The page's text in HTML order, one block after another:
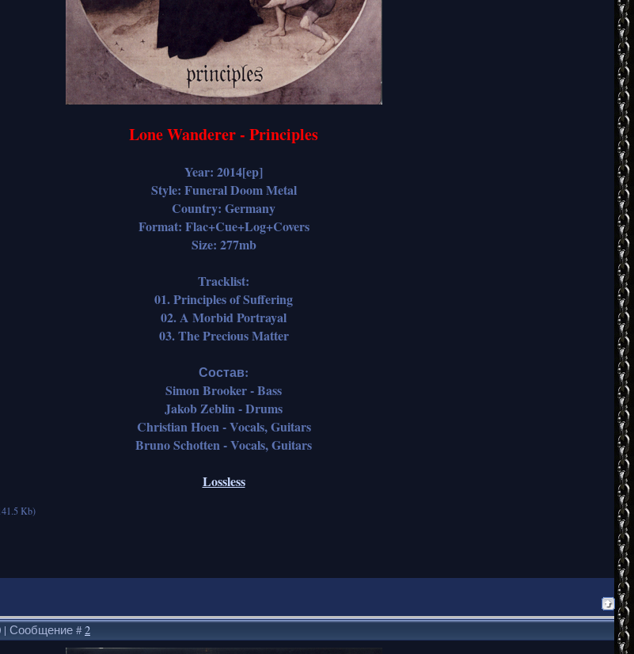
Lone Wanderer - Principles
Year: 2014[ep]
Style: Funeral Doom Metal
Country: Germany
Format: Flac+Cue+Log+Covers
Size: 277mb
Tracklist:
01. Principles of Suffering
02. A Morbid Portrayal
03. The Precious Matter
Состав:
Simon Brooker - Bass
Jakob Zeblin - Drums
Christian Hoen - Vocals, Guitars
Bruno Schotten - Vocals, Guitars
Lossless
Kb)
| Сообщение #2